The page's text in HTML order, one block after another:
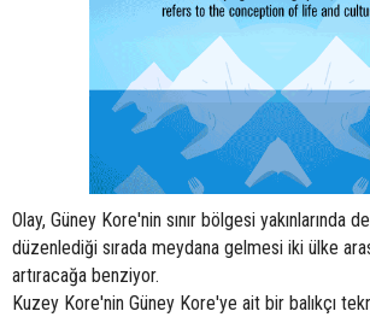
Olay, Güney Kore'nin sınır bölgesi yakınlarında
düzenlediği sırada meydana gelmesi iki ülke
artıracağa benziyor.
Kuzey Kore'nin Güney Kore'ye ait bir balıkçı